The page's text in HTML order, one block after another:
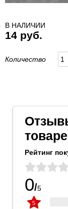
В НАЛИЧИИ
14 руб.
Количество
Рейтинг
0/5